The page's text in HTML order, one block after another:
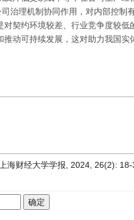
治理机制协同作用，对内部控制
契约环境较差、行业竞争度较低
动可持续发展，这对助力我国实
海财经大学学报, 2024, 26(2): 18-